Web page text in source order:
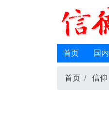
首页 国内
首页 信仰